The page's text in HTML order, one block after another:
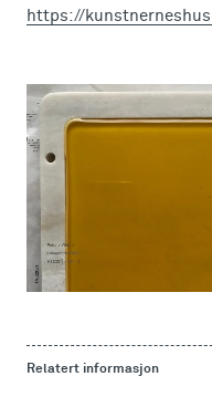
https://
Relatert informasjon